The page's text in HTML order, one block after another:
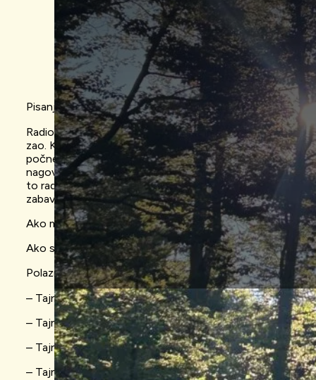
Pisanje je igra, igra je pisanje, ali za ozbiljno.
Radionica pisanja Natalije Miletić i Želimira Periša igra je
zao. Kad jedan hvali drugi govori ali, i tako u krug dok
počne vikati „Dosta vas dvoje“. Na radionicama se trude
nagovoriti polaznike da kroz naoko bezazlene igre
to rad kroz neozbiljne metode. Dobro pisanje krije u sebi
zabavom i nesvakidašnjim pristupima pravilima stvaramo
Ako moramo odabrati strogu klasifikaciju onda ćemo reći
Ako ste neozbiljni, a volite raditi ozbiljno, onda je ovo
Polaznici će na radionici naučiti sljedeće tajne:
– Tajnu dobrog književnog teksta i zašto je književni
– Tajnu romana i zašto je roman kraljica književne forme
– Tajnu nezaboravnih likova i uzbudljivog zapleta
– Tajnu emocije skrivene između redova